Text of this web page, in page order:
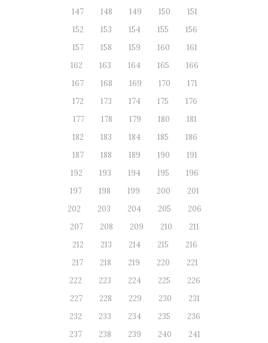
147
148 149 150
151
152
153 154 155
156
157
158 159 160
161
162
163 164 165
166
167
168 169 170
171
172
173 174 175
176
177
178 179 180
181
182
183 184 185
186
187
188 189 190
191
192
193 194 195
196
197
198 199 200
201
202
203 204 205
206
207
208 209 210
211
212
213 214 215
216
217
218 219 220
221
222
223 224 225
226
227
228 229 230
231
232
233 234 235
236
237
238 239 240
241